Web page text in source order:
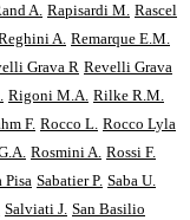
A. Rapisardi M. Rascel
A. Remarque E.M.
Grava R Revelli Grava
Rigoni M.A. Rilke R.M.
F. Rocco L. Rocco Lyla
Rosmini A. Rossi F.
Pisa Sabatier P. Saba U.
Salviati J. San Basilio